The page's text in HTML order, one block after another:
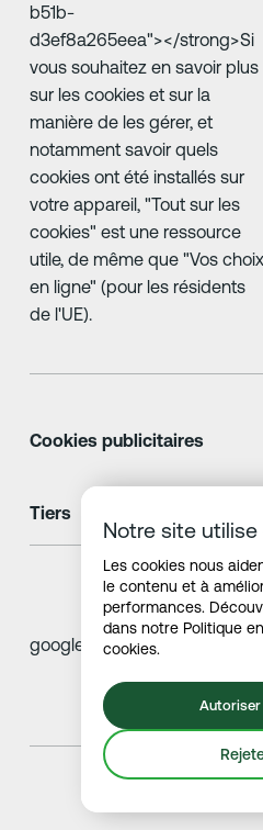
b51b-
d3ef8a265eea">‍</strong>Si
vous souhaitez en savoir plus
sur les cookies et sur la
manière de les gérer, et
notamment savoir quels
cookies ont été installés sur
votre appareil, "Tout sur les
cookies" est une ressource
utile, de même que "Vos choix
en ligne" (pour les résidents
de l'UE).
Cookies publicitaires
Tiers
google.com
Notre site
Les cookies nous
le contenu et à
performances.
dans notre Politique
cookies.